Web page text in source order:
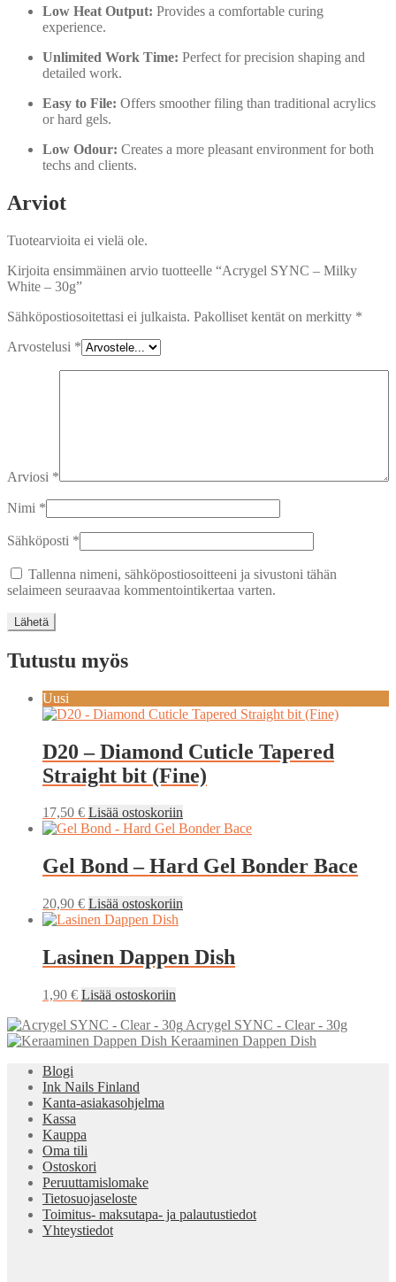
Low Heat Output: Provides a comfortable curing
experience.
Unlimited Work Time: Perfect for precision shaping and
detailed work.
Easy to File: Offers smoother filing than traditional acrylics
or hard gels.
Low Odour: Creates a more pleasant environment for both
techs and clients.
Arviot
Tuotearvioita ei vielä ole.
Kirjoita ensimmäinen arvio tuotteelle “Acrygel SYNC – Milky
White – 30g”
Sähköpostiosoitettasi ei julkaista. Pakolliset kentät on merkitty *
Arvostelusi *
Arviosi *
Nimi *
Sähköposti *
Tallenna nimeni, sähköpostiosoitteeni ja sivustoni tähän
selaimeen seuraavaa kommentointikertaa varten.
Tutustu myös
Uusi
D20 – Diamond Cuticle Tapered
Straight bit (Fine)
17,50 € Lisää ostoskoriin
Gel Bond – Hard Gel Bonder Bace
20,90 € Lisää ostoskoriin
Lasinen Dappen Dish
1,90 € Lisää ostoskoriin
Acrygel SYNC - Clear - 30g
Keraaminen Dappen Dish
Blogi
Ink Nails Finland
Kanta-asiakasohjelma
Kassa
Kauppa
Oma tili
Ostoskori
Peruuttamislomake
Tietosuojaseloste
Toimitus- maksutapa- ja palautustiedot
Yhteystiedot